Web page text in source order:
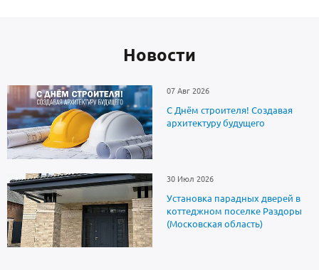
Новоcти
07 Авг 2026
С Днём строителя! Создавая
архитектуру будущего
30 Июл 2026
Установка парадных дверей в
коттеджном поселке Раздоры
(Московская область)